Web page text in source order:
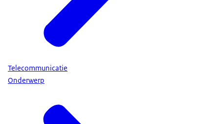
Telecommunicatie
Onderwerp